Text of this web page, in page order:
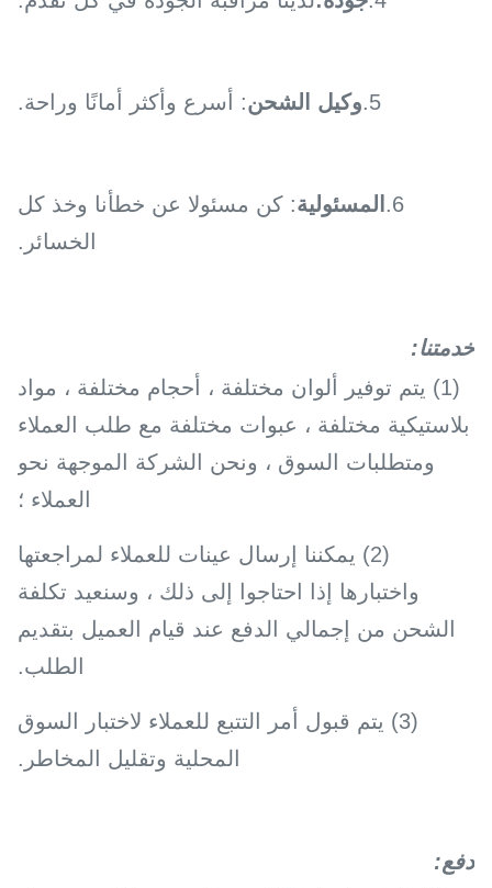
5. وكيل الشحن: أسرع وأكثر أمانًا وراحة.
6. المسئولية: كن مسئولا عن خطأنا وخذ كل
الخسائر.
خدمتنا:
(1) يتم توفير ألوان مختلفة ، أحجام مختلفة ، مواد
بلاستيكية مختلفة ، عبوات مختلفة مع طلب العملاء
ومتطلبات السوق ، ونحن الشركة الموجهة نحو
العملاء ؛
(2) يمكننا إرسال عينات للعملاء لمراجعتها
واختبارها إذا احتاجوا إلى ذلك ، وسنعيد تكلفة
الشحن من إجمالي الدفع عند قيام العميل بتقديم
الطلب.
(3) يتم قبول أمر التتبع للعملاء لاختبار السوق
المحلية وتقليل المخاطر.
دفع: